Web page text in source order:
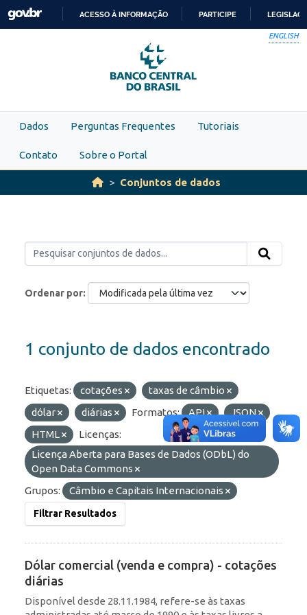
Skip to main content
PARA
O
CONTEÚDO
ACESSO À INFORMAÇÃO PARTICIPE
ENGLISH
Dados Perguntas Frequentes Tutoriais
Contato Sobre o Portal
Conjuntos de dados
Ordenar por
1 conjunto de dados encontrado
Etiquetas: cotações
taxas de câmbio
dólar
diárias Formatos: API
JSON
HTML
Licenças:
Licença Aberta para Bases de Dados (ODbL) do
Open Data Commons
Grupos:
Câmbio e Capitais Internacionais
Filtrar Resultados
Dólar comercial (venda e compra) - cotações
diárias
Disponível desde 28.11.1984, refere-se às taxas